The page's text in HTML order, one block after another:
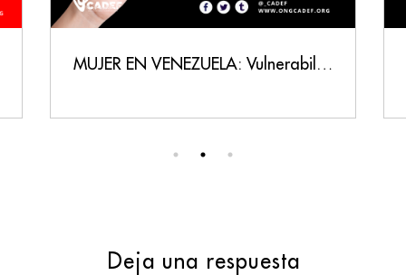
MUJER EN VENEZUELA: Vulnerabilidad, Persecución y un Llamado a la Justicia
Deja una respuesta